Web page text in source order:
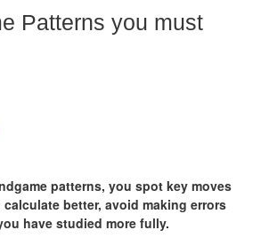
Patterns you must
patterns, you spot key moves
better, avoid making errors
have studied more fully.